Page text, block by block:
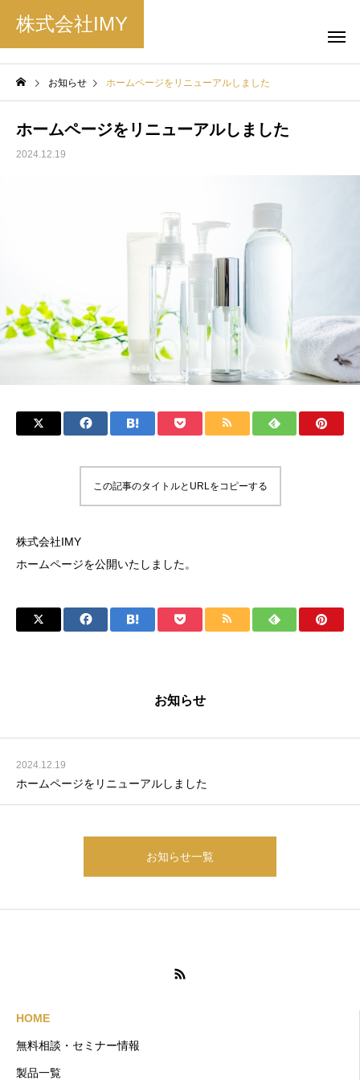
株式会社IMY
お知らせ ホームページをリニューアルしました
ホームページをリニューアルしました
2024.12.19
この記事のタイトルとURLをコピーする
株式会社IMY
ホームページを公開いたしました。
お知らせ
2024.12.19
ホームページをリニューアルしました
お知らせ一覧
HOME
無料相談・セミナー情報
製品一覧